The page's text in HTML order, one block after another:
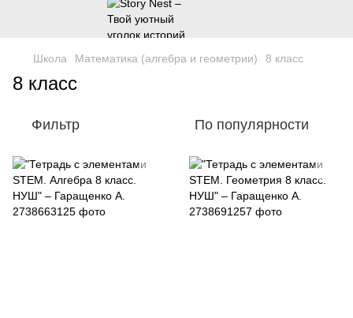
Школа Математика (алгебра и геометрии) 8 класс
8 класс
Фильтр По популярности